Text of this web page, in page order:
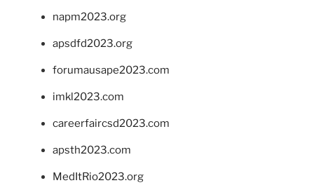
napm2023.org
apsdfd2023.org
forumausape2023.com
imkl2023.com
careerfaircsd2023.com
apsth2023.com
MedItRio2023.org